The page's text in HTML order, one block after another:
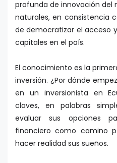
profunda de innovación del
naturales, en consistencia
de democratizar el acceso
capitales en el país.
El conocimiento es la
inversión. ¿Por dónde
en un inversionista en
claves, en palabras
evaluar sus opciones
financiero como camino
hacer realidad sus sueños.